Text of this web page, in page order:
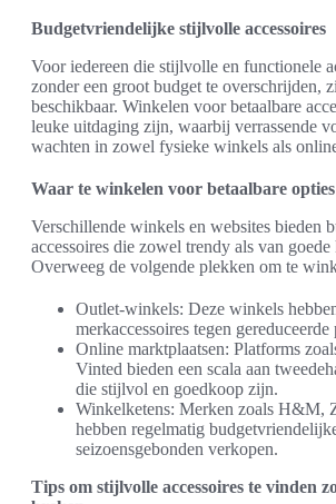
Budgetvriendelijke stijlvolle accessoires
Voor iedereen die stijlvolle en functionele
zonder een groot budget te overschrijden,
beschikbaar. Winkelen voor betaalbare
leuke uitdaging zijn, waarbij verrassende
wachten in zowel fysieke winkels als
Waar te winkelen voor betaalbare opties
Verschillende winkels en websites bieden
accessoires die zowel trendy als van
Overweeg de volgende plekken om te
Outlet-winkels: Deze winkels
merkaccessoires tegen gereduceerde
Online marktplaatsen: Platforms
Vinted bieden een scala aan
die stijlvol en goedkoop zijn.
Winkelketens: Merken zoals H&M,
hebben regelmatig
seizoensgebonden verkopen.
Tips om stijlvolle accessoires te vinden